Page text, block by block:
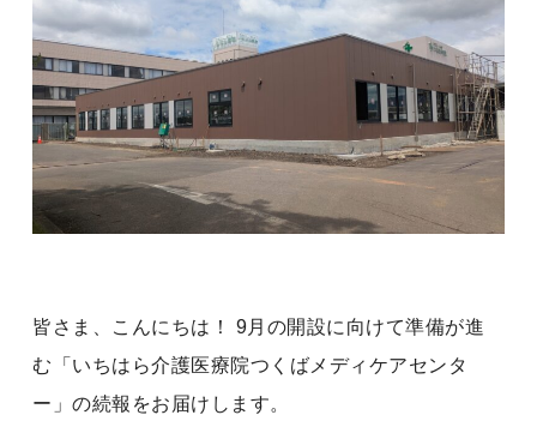
皆さま、こんにちは！ 9月の開設に向けて準備が進
む「いちはら介護医療院つくばメディケアセンタ
ー」の続報をお届けします。